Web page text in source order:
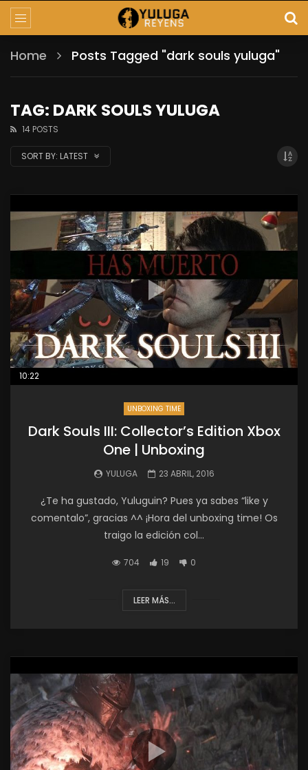
Home Posts Tagged "dark souls yuluga"
TAG: DARK SOULS YULUGA
14 POSTS
SORT BY: LATEST
10:22
UNBOXING TIME
Dark Souls III: Collector’s Edition Xbox
One | Unboxing
YULUGA 23 ABRIL, 2016
¿Te ha gustado, Yuluguin? Pues ya sabes “like y
comentalo”, gracias ^^ ¡Hora del unboxing time! Os
traigo la edición col...
704 19 0
LEER MÁS...